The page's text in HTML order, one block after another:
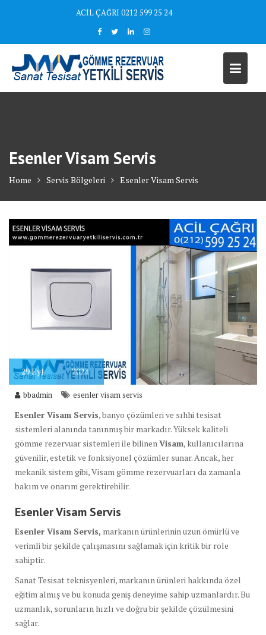
ACİL ÇAĞRI 0212 599 25 24
Esenler Visam Servis
Home Servis Bölgeleri Esenler Visam Servis
29Eyl 2024
bbadmin esenler visam servis
Esenler Visam Servis, banyo çözümleri ve sıhhi tesisat
sistemleri alanında tanınmış bir markadır. Yüksek kaliteli
gömme rezervuar sistemleri ile bilinen Visam, kullanıcılarına
güvenilir, estetik ve fonksiyonel çözümler sunar. Ancak, her
mekanik sistem gibi, Visam gömme rezervuarları da zamanla
bakım ve onarım gerektirebilir.
Esenler Visam Servis
Esenler Visam Servis, markanın ürünlerinin uzun ömürlü ve
verimli bir şekilde çalışmasını sağlamak için kritik bir role
sahiptir.
Sanat Tesisat teknisyenleri, markanın ürünleri hakkında özel
eğitim almış ve bu konuda geniş deneyime sahip uzmanlardır. Bu
uzmanlık, sorunların hızlı ve doğru bir şekilde çözülmesini
sağlar.